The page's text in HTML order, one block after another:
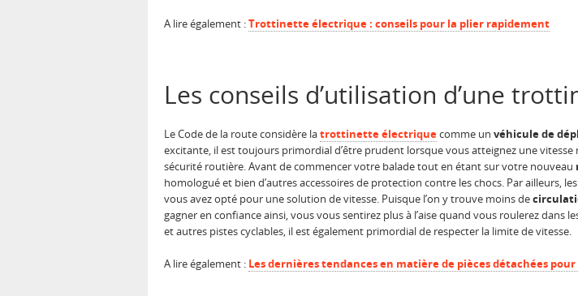
A lire également :Trottinette électrique : conseils pour la plier rapidement
Les conseils d’utilisation d’une
Le Code de la route considère latrottinette électriquecomme un véhicule de
excitante, il est toujours primordial d’être prudent lorsque vous atteignez une vitesse
sécurité routière. Avant de commencer votre balade tout en étant sur votre nouveau
homologué et bien d’autres accessoires de protection contre les chocs. Par ailleurs,
vous avez opté pour une solution de vitesse. Puisque l’on y trouve moins de
gagner en confiance ainsi, vous vous sentirez plus à l’aise quand vous roulerez
et autres pistes cyclables, il est également primordial de respecter la limite de vitesse.
A lire également : Les dernières tendances en matière de pièces détachées